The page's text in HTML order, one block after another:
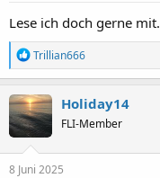
:
Lese ich doch gerne mit.
R
e
a
k
t
i
o
n
e
Trillian666
Holiday14
FLI-Member
8 Juni 2025